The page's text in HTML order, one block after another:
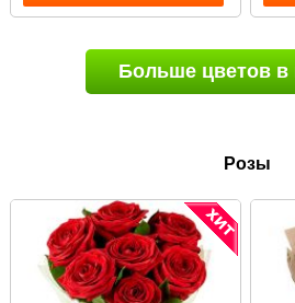
Больше цветов в
Розы